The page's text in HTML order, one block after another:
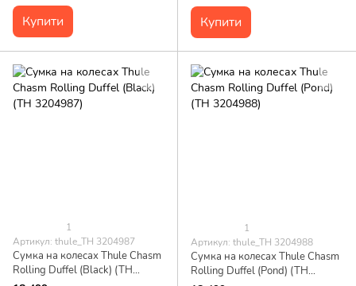
Купити Купити
1
Артикул: thule_TH 3204987
Сумка на колесах Thule Chasm
Rolling Duffel (Black) (TH
1
Артикул: thule_TH 3204988
Сумка на колесах Thule Chasm
Rolling Duffel (Pond) (TH